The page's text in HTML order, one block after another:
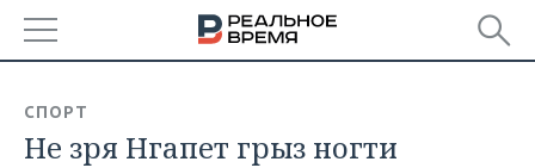
БАШКОРТОСТАН
НОВОСТИ
СПОРТ
Не зря Нгапет грыз ногти